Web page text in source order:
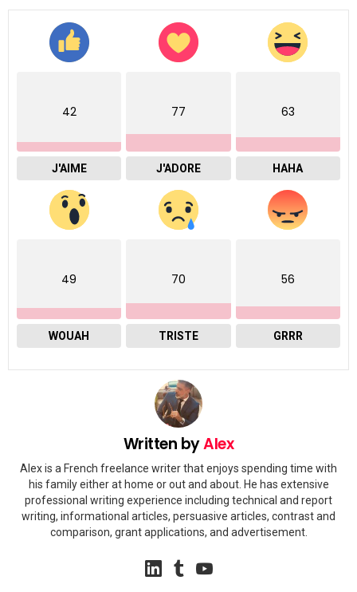
42
J'AIME
77
J'ADORE
63
HAHA
49
WOUAH
70
TRISTE
56
GRRR
Written byAlex
Alex is a French freelance writer that enjoys spending time with
his family either at home or out and about. He has extensive
professional writing experience including technical and report
writing, informational articles, persuasive articles, contrast and
comparison, grant applications, and advertisement.
linkedin